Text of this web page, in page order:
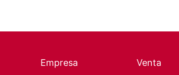
Empresa Venta